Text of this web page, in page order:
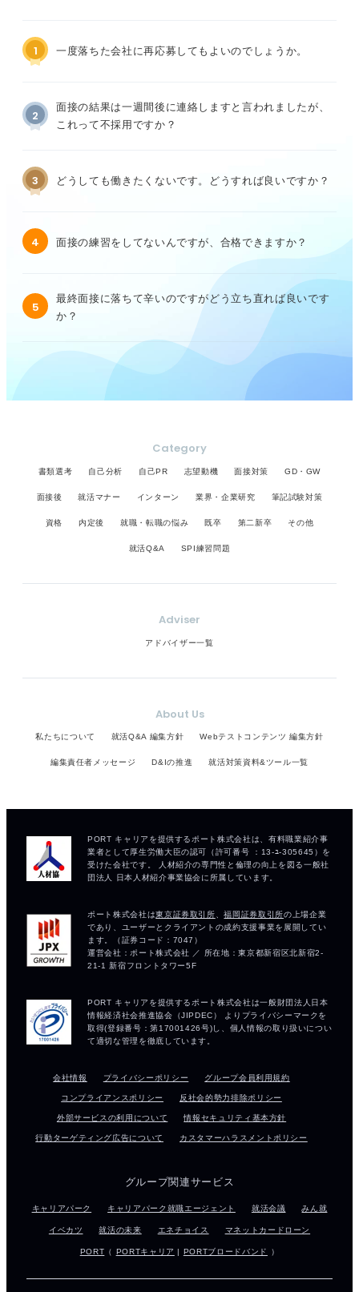
1 一度落ちた会社に再応募してもよいのでしょうか。
2
面接の結果は一週間後に連絡しますと言われましたが、
これって不採用ですか？
3 どうしても働きたくないです。どうすれば良いですか？
4 面接の練習をしてないんですが、合格できますか？
5
最終面接に落ちて辛いのですがどう立ち直れば良いです
か？
Category
書類選考 自己分析 自己PR 志望動機 面接対策 GD・GW
面接後 就活マナー インターン 業界・企業研究 筆記試験対策
資格 内定後 就職・転職の悩み 既卒 第二新卒 その他
就活Q&A SPI練習問題
Adviser
アドバイザー一覧
About Us
私たちについて 就活Q&A 編集方針 Webテストコンテンツ 編集方針
編集責任者メッセージ D&Iの推進 就活対策資料&ツール一覧
会社情報 プライバシーポリシー グループ会員利用規約
コンプライアンスポリシー 反社会的勢力排除ポリシー
外部サービスの利用について 情報セキュリティ基本方針
行動ターゲティング広告について カスタマーハラスメントポリシー